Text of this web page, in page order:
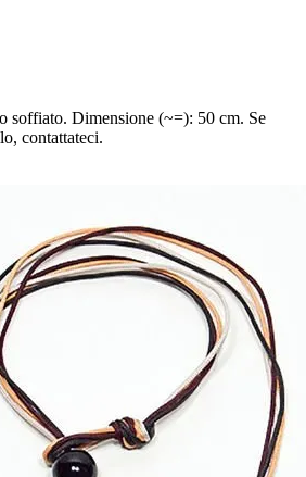
soffiato. Dimensione (~=): 50 cm. Se
contattateci.